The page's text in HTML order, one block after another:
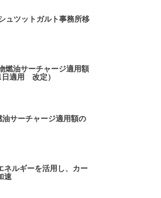
ュツットガルト事務所移
燃油サーチャージ適用額
適用 改定）
サーチャージ適用額の
ネルギーを活用し、カー
速